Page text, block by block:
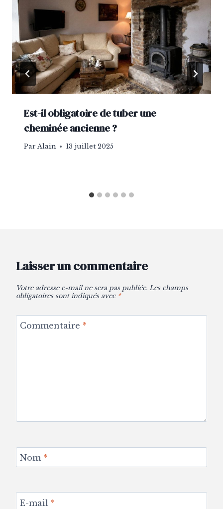
Est-il obligatoire de tuber une
cheminée ancienne ?
Par Alain 13 juillet 2025
Laisser un commentaire
Votre adresse e-mail ne sera pas publiée. Les champs
obligatoires sont indiqués avec *
Commentaire *
Nom *
E-mail *